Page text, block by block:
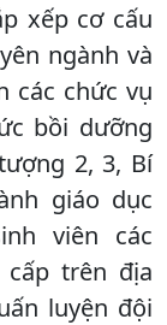
xếp cơ cấu
ngành và
các chức vụ
bồi dưỡng
2, 3, Bí
giáo dục
viên các
cấp trên địa
luyện đội